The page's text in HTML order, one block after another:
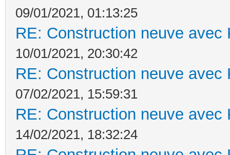
09/01/2021, 01:13:25
RE: Construction neuve avec
10/01/2021, 20:30:42
RE: Construction neuve avec
07/02/2021, 15:59:31
RE: Construction neuve avec
14/02/2021, 18:32:24